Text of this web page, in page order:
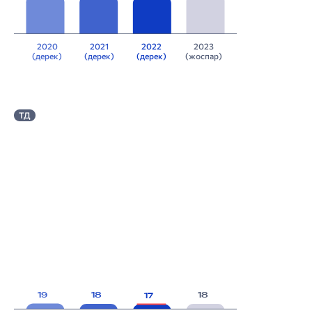
2020
(дерек)
2021
(дерек)
2022
(дерек)
2023
(жоспар)
ТД
19 18 17 18